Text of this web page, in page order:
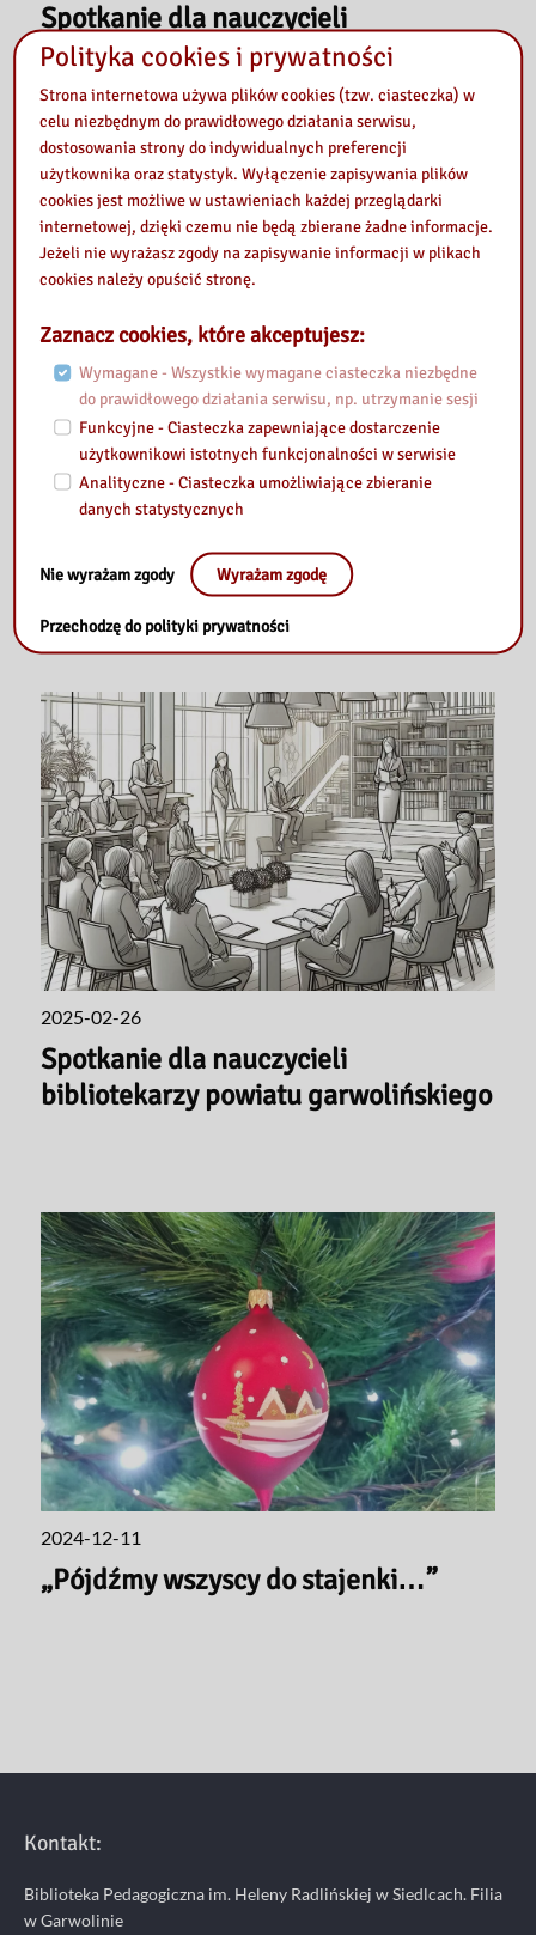
Spotkanie dla nauczycieli
bibliotekarzy powiatu garwolińskiego
2025-05-28
bibliotekarzy
2025-02-26
Spotkanie dla nauczycieli
bibliotekarzy powiatu garwolińskiego
2024-12-11
„Pójdźmy wszyscy do stajenki…”
Kontakt:
Biblioteka Pedagogiczna im. Heleny Radlińskiej w Siedlcach. Filia
w Garwolinie
Polityka cookies i prywatności
Strona internetowa używa plików cookies (tzw. ciasteczka) w
celu niezbędnym do prawidłowego działania serwisu,
dostosowania strony do indywidualnych preferencji
użytkownika oraz statystyk. Wyłączenie zapisywania plików
cookies jest możliwe w ustawieniach każdej przeglądarki
internetowej, dzięki czemu nie będą zbierane żadne informacje.
Jeżeli nie wyrażasz zgody na zapisywanie informacji w plikach
cookies należy opuścić stronę.
Zaznacz cookies, które akceptujesz:
Wymagane - Wszystkie wymagane ciasteczka niezbędne
do prawidłowego działania serwisu, np. utrzymanie sesji
Funkcyjne - Ciasteczka zapewniające dostarczenie
użytkownikowi istotnych funkcjonalności w serwisie
Analityczne - Ciasteczka umożliwiające zbieranie
danych statystycznych
Nie wyrażam zgody Wyrażam zgodę
Przechodzę do polityki prywatności